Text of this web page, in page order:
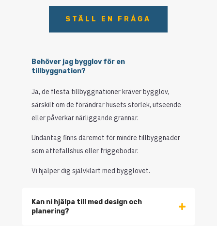
STÄLL EN FRÅGA
Behöver jag bygglov för en
tillbyggnation?
Ja, de flesta tillbyggnationer kräver bygglov,
särskilt om de förändrar husets storlek, utseende
eller påverkar närliggande grannar.
Undantag finns däremot för mindre tillbyggnader
som attefallshus eller friggebodar.
Vi hjälper dig självklart med bygglovet.
Kan ni hjälpa till med design och
planering?